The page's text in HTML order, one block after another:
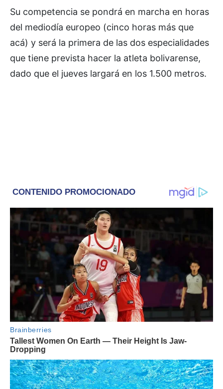
Su competencia se pondrá en marcha en horas
del mediodía europeo (cinco horas más que
acá) y será la primera de las dos especialidades
que tiene prevista hacer la atleta bolivarense,
dado que el jueves largará en los 1.500 metros.